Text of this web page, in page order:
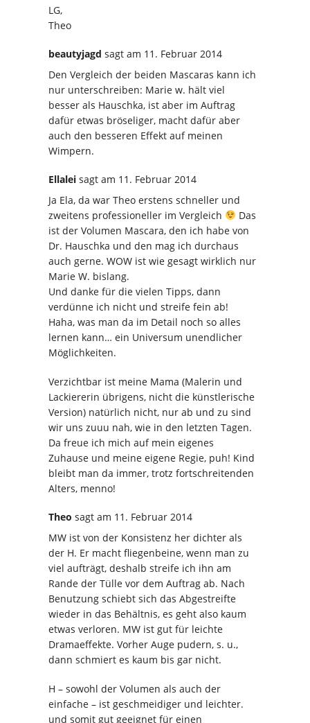
LG,
Theo
beautyjagd sagt am 11. Februar 2014
Den Vergleich der beiden Mascaras kann ich
nur unterschreiben: Marie w. hält viel
besser als Hauschka, ist aber im Auftrag
dafür etwas bröseliger, macht dafür aber
auch den besseren Effekt auf meinen
Wimpern.
Ellalei sagt am 11. Februar 2014
Ja Ela, da war Theo erstens schneller und
zweitens professioneller im Vergleich
Das
ist der Volumen Mascara, den ich habe von
Dr. Hauschka und den mag ich durchaus
auch gerne. WOW ist wie gesagt wirklich nur
Marie W. bislang.
Und danke für die vielen Tipps, dann
verdünne ich nicht und streife fein ab!
Haha, was man da im Detail noch so alles
lernen kann… ein Universum unendlicher
Möglichkeiten.
Verzichtbar ist meine Mama (Malerin und
Lackiererin übrigens, nicht die künstlerische
Version) natürlich nicht, nur ab und zu sind
wir uns zuuu nah, wie in den letzten Tagen.
Da freue ich mich auf mein eigenes
Zuhause und meine eigene Regie, puh! Kind
bleibt man da immer, trotz fortschreitenden
Alters, menno!
Theo sagt am 11. Februar 2014
MW ist von der Konsistenz her dichter als
der H. Er macht fliegenbeine, wenn man zu
viel aufträgt, deshalb streife ich ihn am
Rande der Tülle vor dem Auftrag ab. Nach
Benutzung schiebt sich das Abgestreifte
wieder in das Behältnis, es geht also kaum
etwas verloren. MW ist gut für leichte
Dramaeffekte. Vorher Auge pudern, s. u.,
dann schmiert es kaum bis gar nicht.
H – sowohl der Volumen als auch der
einfache – ist geschmeidiger und leichter.
und somit gut geeignet für einen